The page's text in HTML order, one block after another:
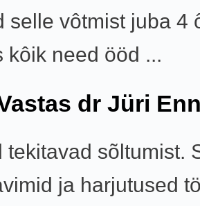
selle vôtmist juba 4
kôik need ööd ...
dr Jüri
tekitavad sõltumist.
ja harjutused